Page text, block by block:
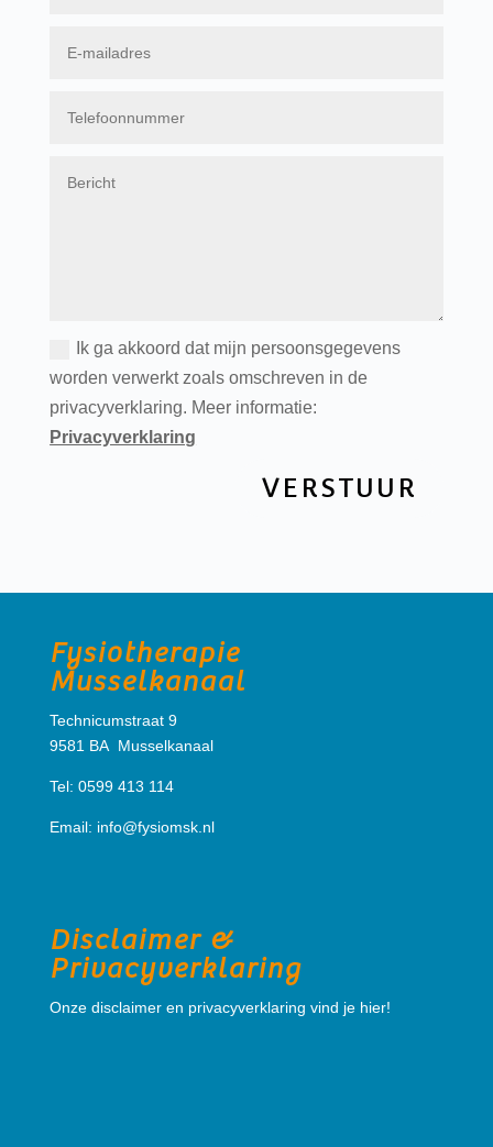
Ik ga akkoord dat mijn persoonsgegevens
worden verwerkt zoals omschreven in de
privacyverklaring. Meer informatie:
Privacyverklaring
VERSTUUR
Fysiotherapie
Musselkanaal
Technicumstraat 9
9581 BA Musselkanaal
Tel: 0599 413 114
Email: info@fysiomsk.nl
Disclaimer &
Privacyverklaring
Onze disclaimer en privacyverklaring vind je hier!